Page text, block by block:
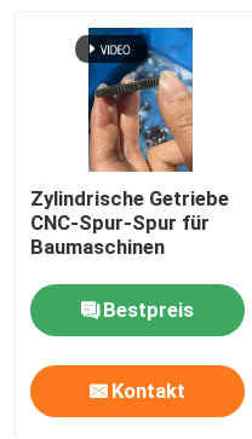
Zylindrische Getriebe
CNC-Spur-Spur für
Baumaschinen
Bestpreis
Kontakt